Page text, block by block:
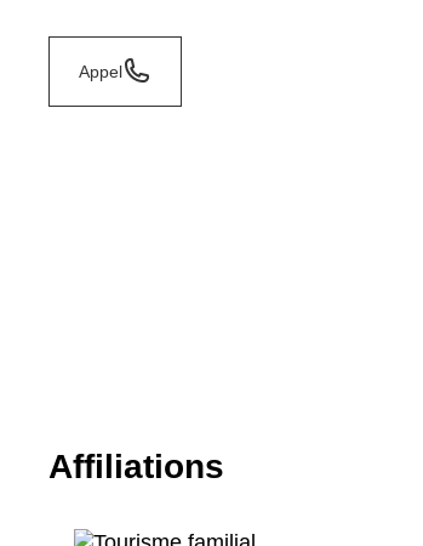
Appel
Affiliations